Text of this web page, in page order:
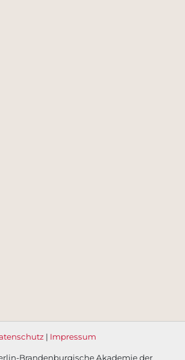
| Impressum
Brandenburgische Akademie der